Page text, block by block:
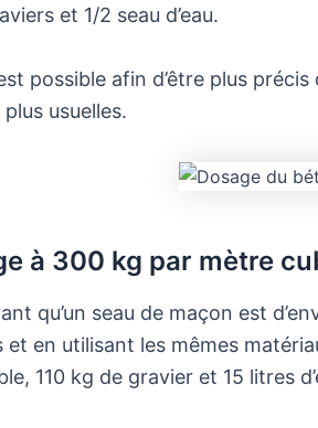
et 1/2 seau d’eau.
possible afin d’être plus
usuelles.
à 300 kg par mètre
qu’un seau de maçon est
et en utilisant les mêmes
110 kg de gravier et 15 litres